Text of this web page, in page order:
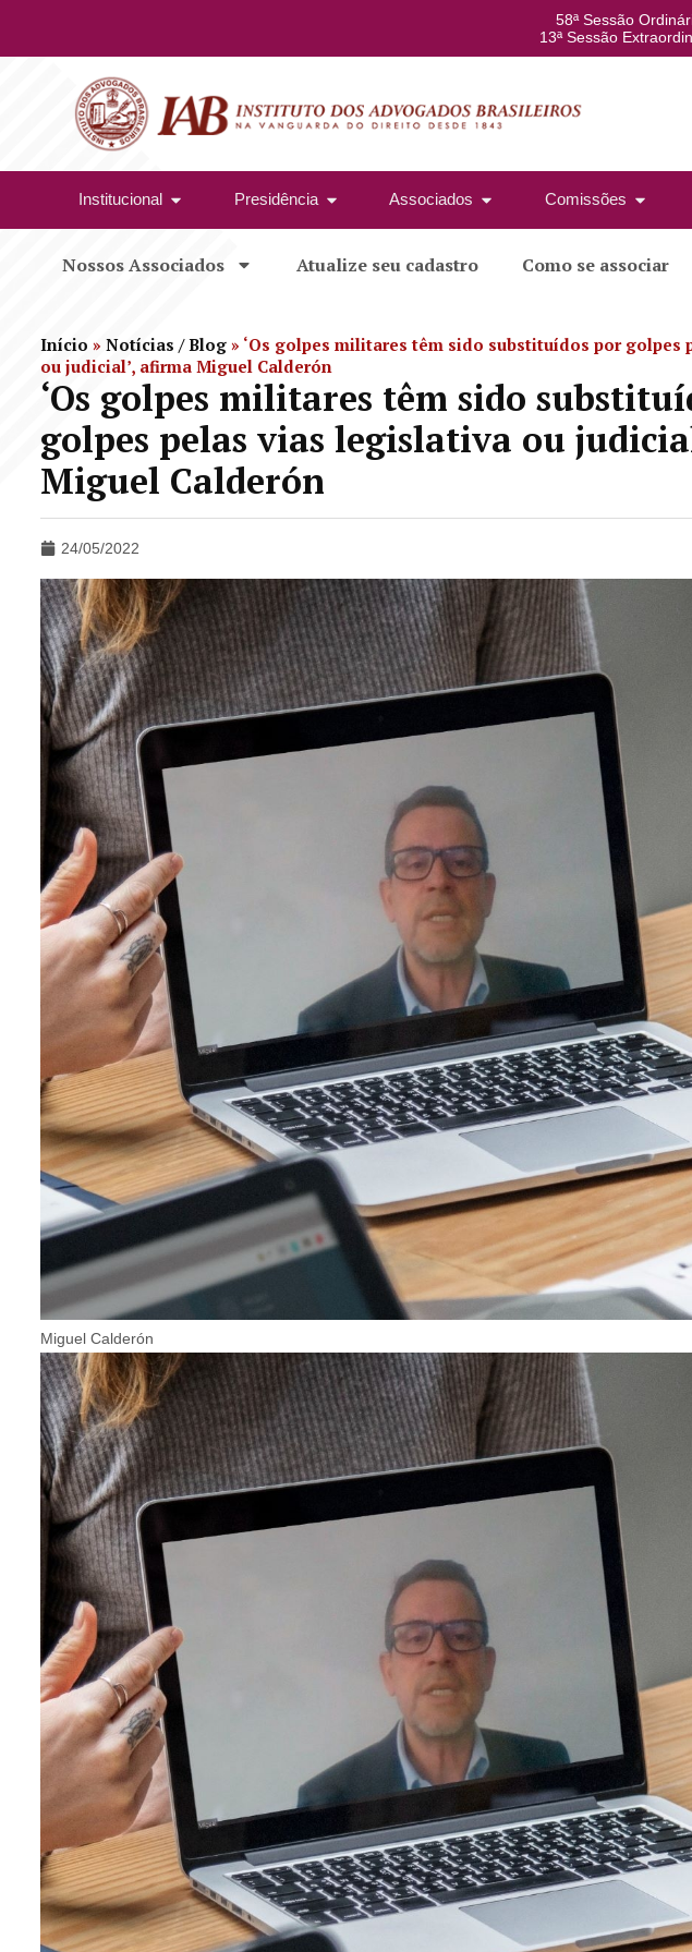
58ª Sessão
13ª Sessão
Institucional Presidência Associados Comissões
Nossos Associados Atualize seu cadastro Como se associar
Início » Notícias / Blog » ‘Os golpes militares têm sido substituídos por golpes
ou judicial’, afirma Miguel Calderón
‘Os golpes militares têm sido
golpes pelas vias legislativa ou
Miguel Calderón
24/05/2022
Miguel Calderón